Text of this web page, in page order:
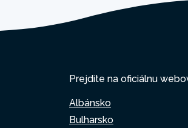
Prejdite na oficiálnu
Albánsko
Bulharsko